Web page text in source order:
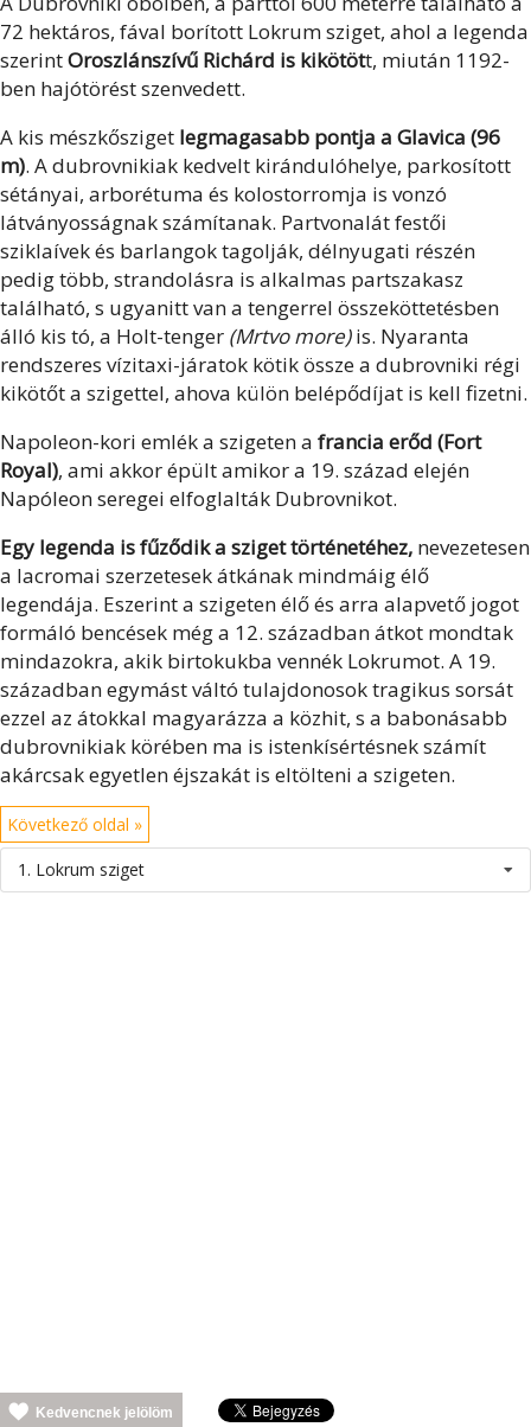
72 hektáros, fával borított Lokrum sziget, ahol a legenda
szerintOroszlánszívű Richárd is kikötött, miután 1192-
ben hajótörést szenvedett.
A kis mészkősziget legmagasabb pontja a Glavica (96
m). A dubrovnikiak kedvelt kirándulóhelye, parkosított
sétányai, arborétuma és kolostorromja is vonzó
látványosságnak számítanak. Partvonalát festői
sziklaívek és barlangok tagolják, délnyugati részén
pedig több, strandolásra is alkalmas partszakasz
található, s ugyanitt van a tengerrel összeköttetésben
álló kis tó, a Holt-tenger (Mrtvo more)is. Nyaranta
rendszeres vízitaxi-járatok kötik össze a dubrovniki régi
kikötőt a szigettel, ahova külön belépődíjat is kell fizetni.
Napoleon-kori emlék a szigeten a francia erőd (Fort
Royal), ami akkor épült amikor a 19. század elején
Napóleon seregei elfoglalták Dubrovnikot.
Egy legenda is fűződik a sziget történetéhez, nevezetesen
a lacromai szerzetesek átkának mindmáig élő
legendája. Eszerint a szigeten élő és arra alapvető jogot
formáló bencések még a 12. században átkot mondtak
mindazokra, akik birtokukba vennék Lokrumot. A 19.
században egymást váltó tulajdonosok tragikus sorsát
ezzel az átokkal magyarázza a közhit, s a babonásabb
dubrovnikiak körében ma is istenkísértésnek számít
akárcsak egyetlen éjszakát is eltölteni a szigeten.
Következő oldal »
1. Lokrum sziget
Kedvencnek jelölöm